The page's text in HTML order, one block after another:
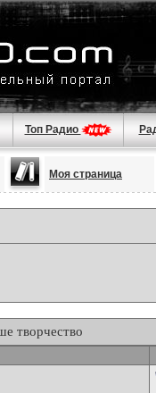
Топ Радио
Моя страница
творчество